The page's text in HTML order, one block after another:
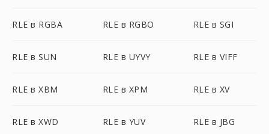
RLE в RGBA RLE в RGBO RLE в SGI
RLE в SUN RLE в UYVY RLE в VIFF
RLE в XBM RLE в XPM RLE в XV
RLE в XWD RLE в YUV RLE в JBG